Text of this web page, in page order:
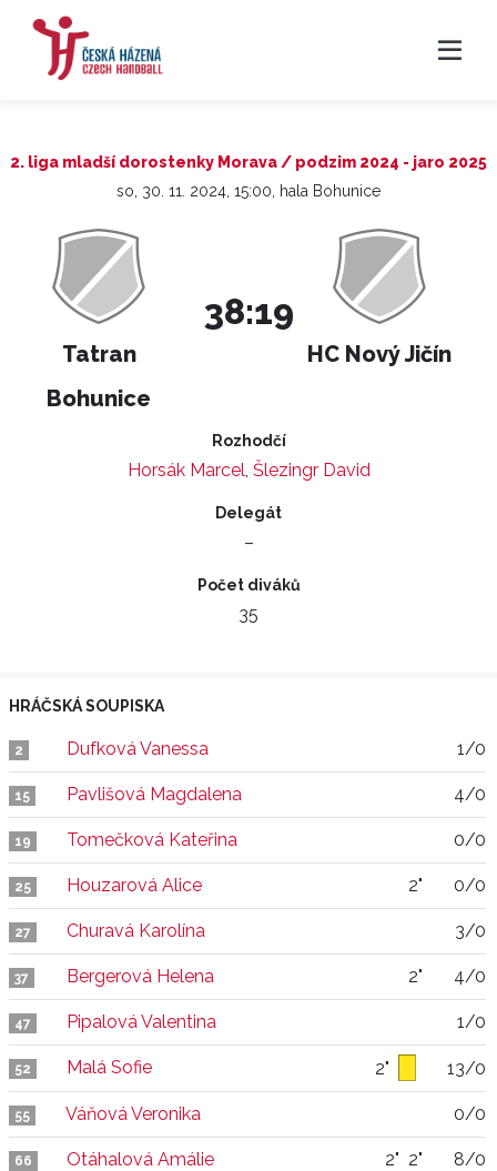
2. liga mladší dorostenky Morava / podzim 2024 - jaro 2025
so, 30. 11. 2024, 15:00, hala Bohunice
Tatran
Bohunice
38:19
HC Nový Jičín
Rozhodčí
Horsák Marcel, Šlezingr David
Delegát
–
Počet diváků
35
HRÁČSKÁ SOUPISKA
2 Dufková Vanessa 1/0
15 Pavlišová Magdalena 4/0
19 Tomečková Kateřina 0/0
25 Houzarová Alice 2" 0/0
27 Churavá Karolína 3/0
37 Bergerová Helena 2" 4/0
47 Pipalová Valentina 1/0
52 Malá Sofie 2" 13/0
55 Váňová Veronika 0/0
66 Otáhalová Amálie 2" 2" 8/0